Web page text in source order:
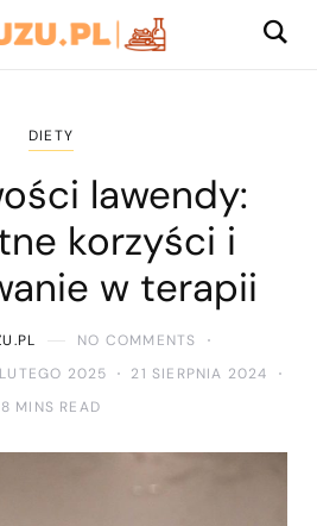
DIETY
lawendy:
korzyści i
w terapii
NO COMMENTS
2025
21 SIERPNIA 2024
8 MINS READ